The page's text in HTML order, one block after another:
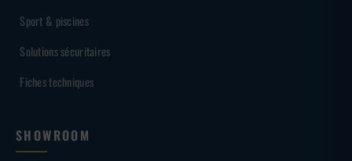
Sport & piscines
Solutions sécuritaires
Fiches techniques
SHOWROOM